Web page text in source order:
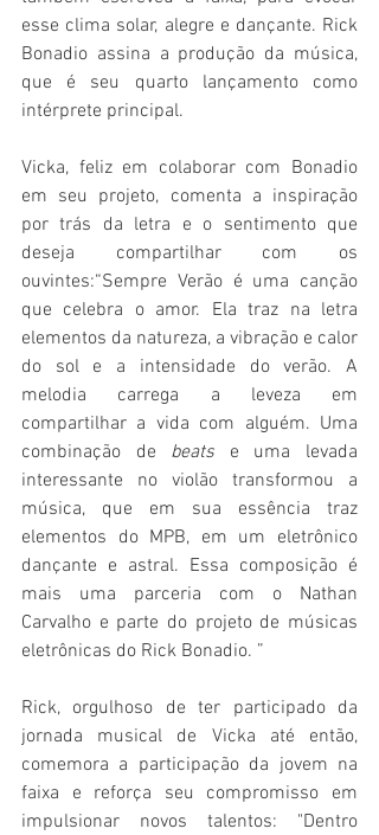
esse clima solar, alegre e dançante. Rick
Bonadio assina a produção da música,
que é seu quarto lançamento como
intérprete principal.
Vicka, feliz em colaborar com Bonadio
em seu projeto, comenta a inspiração
por trás da letra e o sentimento que
deseja compartilhar com os
ouvintes:“Sempre Verão é uma canção
que celebra o amor. Ela traz na letra
elementos da natureza, a vibração e calor
do sol e a intensidade do verão. A
melodia carrega a leveza em
compartilhar a vida com alguém. Uma
combinação de beats e uma levada
interessante no violão transformou a
música, que em sua essência traz
elementos do MPB, em um eletrônico
dançante e astral. Essa composição é
mais uma parceria com o Nathan
Carvalho e parte do projeto de músicas
eletrônicas do Rick Bonadio. ”
Rick, orgulhoso de ter participado da
jornada musical de Vicka até então,
comemora a participação da jovem na
faixa e reforça seu compromisso em
impulsionar novos talentos: "Dentro